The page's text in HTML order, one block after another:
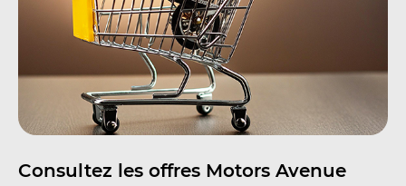
Consultez les offres Motors Avenue